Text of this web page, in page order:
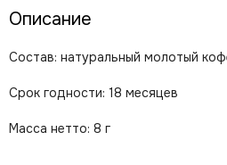
Описание
Состав: натуральный молотый
Срок годности: 18 месяцев
Масса нетто: 8 г